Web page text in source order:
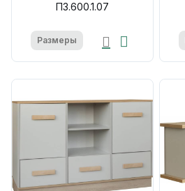
П3.600.1.07
Размеры